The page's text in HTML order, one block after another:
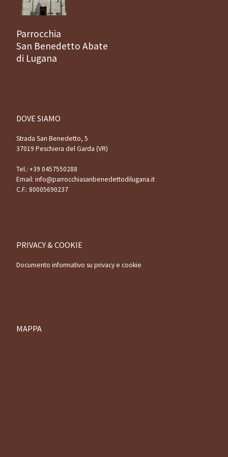
Parrocchia
San Benedetto Abate
di Lugana
DOVE SIAMO
Strada San Benedetto, 5
37019 Peschiera del Garda (VR)
Tel.: +39 0457550288
Email: info@parrocchiasanbenedettodilugana.it
C.F.: 80005690237
PRIVACY & COOKIE
Documento informativo su privacy e cookie
MAPPA